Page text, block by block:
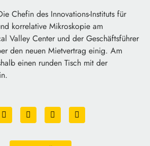
Chefin des Innovations-Instituts für
korrelative Mikroskopie am
Valley Center und der Geschäftsführer
den neuen Mietvertrag einig. Am
einen runden Tisch mit der